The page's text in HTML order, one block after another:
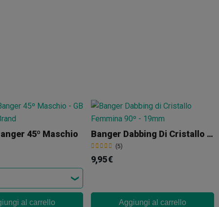
45º Maschio
al carrello
Banger Dabbing Di Cristallo Femmina 90º - 19mm
(5)
9,95 €
Aggiungi al carrello